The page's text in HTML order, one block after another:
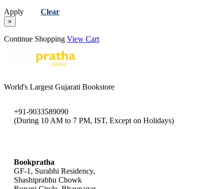
Apply Clear
×
Continue Shopping View Cart
World's Largest Gujarati Bookstore
+91-9033589090
(During 10 AM to 7 PM, IST, Except on Holidays)
Bookpratha
GF-1, Surabhi Residency,
Shashiprabhu Chowk